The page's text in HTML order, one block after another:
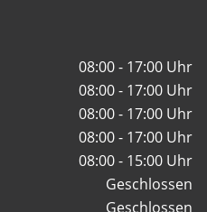
08:00 - 17:00 Uhr
08:00 - 17:00 Uhr
08:00 - 17:00 Uhr
08:00 - 17:00 Uhr
08:00 - 15:00 Uhr
Geschlossen
Geschlossen